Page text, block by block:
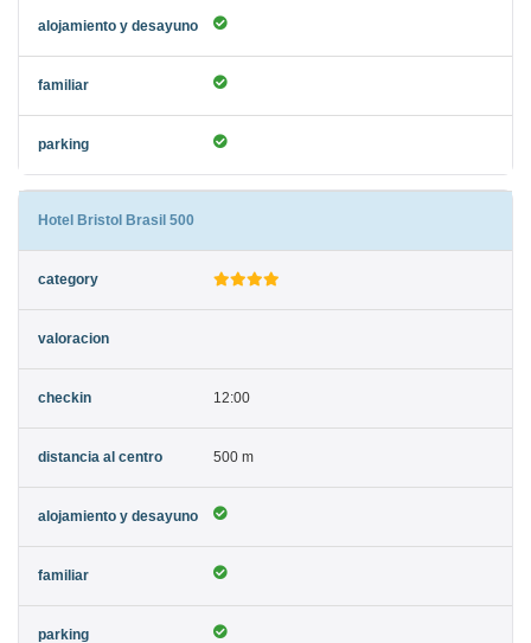
Hotel Bristol Brasil 500
12:00
500 m